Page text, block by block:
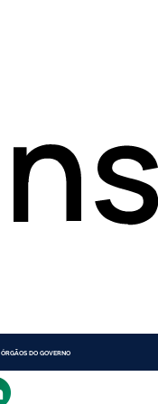
ÓRGÃOS DO GOVERNO